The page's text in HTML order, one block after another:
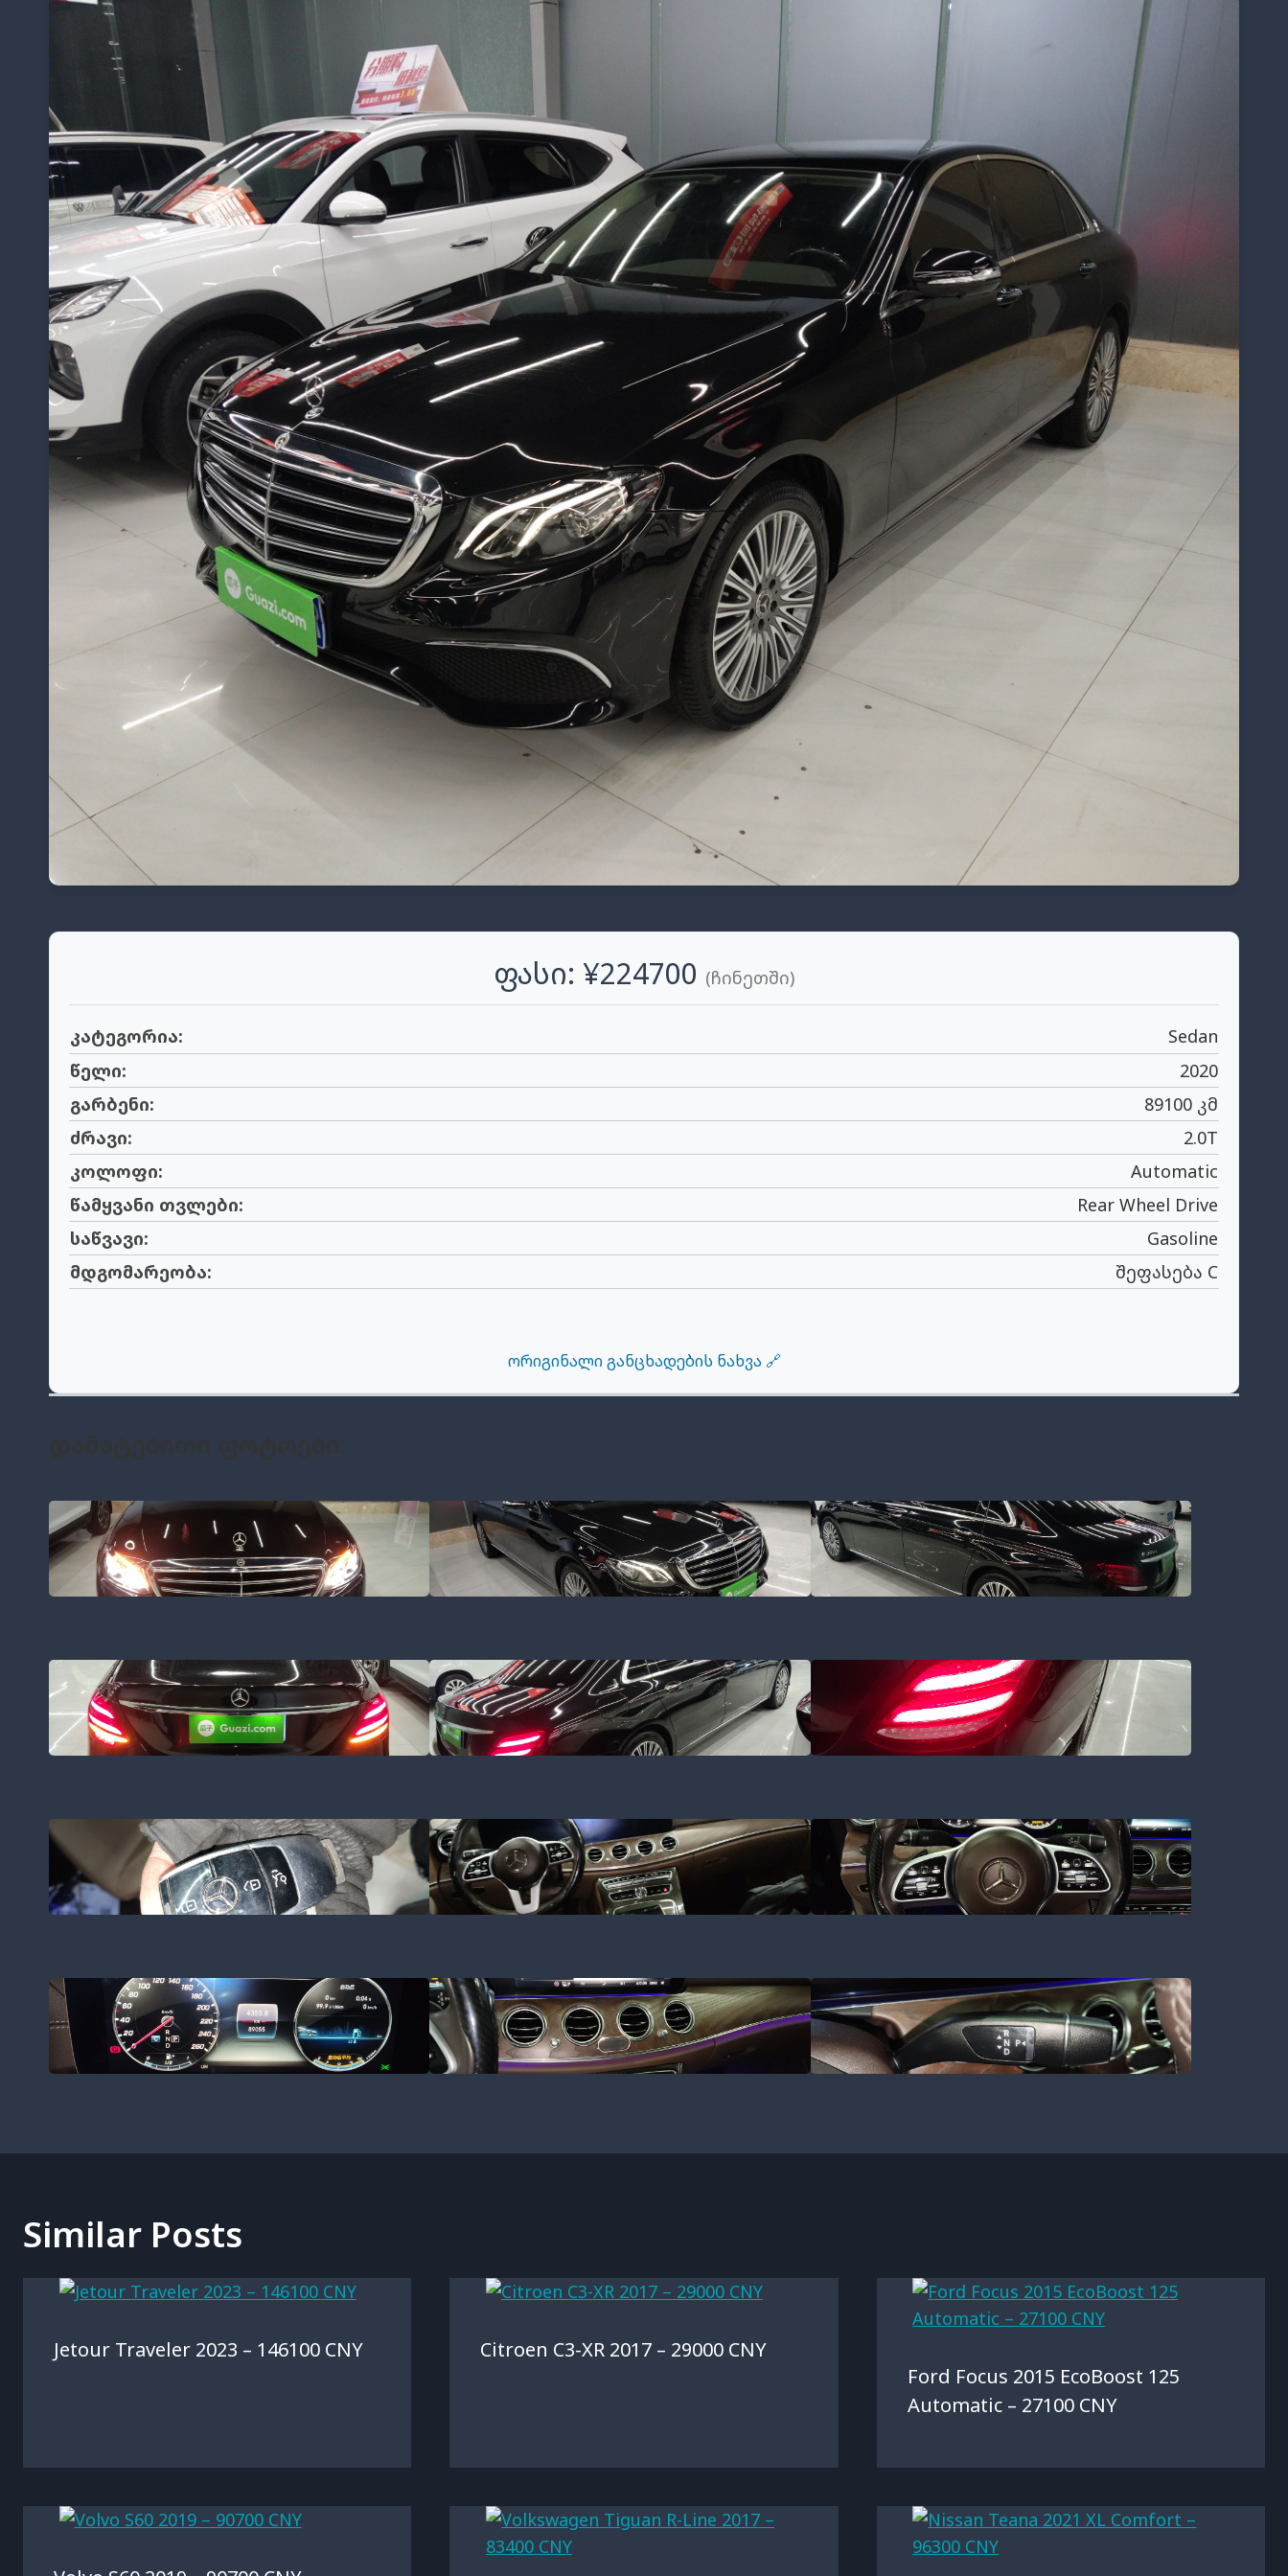
Ფასი: ¥224700 (ჩინეთში)
კატეგორია:
Sedan
წელი:
2020
გარბენი:
89100 კმ
ძრავი:
2.0T
კოლოფი:
Automatic
წამყვანი თვლები:
Rear Wheel Drive
საწვავი:
Gasoline
მდგომარეობა:
შეფასება C
ორიგინალი განცხადების ნახვა 🔗
Similar Posts
Jetour Traveler 2023 – 146100 CNY
Citroen C3-XR 2017 – 29000 CNY
Ford Focus 2015 EcoBoost 125
Automatic – 27100 CNY